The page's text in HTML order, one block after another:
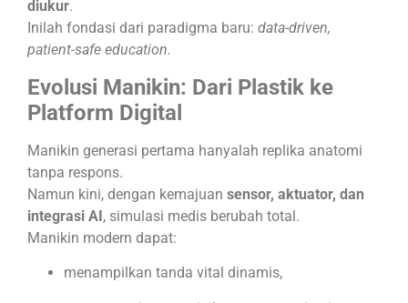
diukur.
Inilah fondasi dari paradigma baru: data-driven,
patient-safe education.
Evolusi Manikin: Dari Plastik ke
Platform Digital
Manikin generasi pertama hanyalah replika anatomi
tanpa respons.
Namun kini, dengan kemajuan sensor, aktuator, dan
integrasi AI, simulasi medis berubah total.
Manikin modern dapat:
menampilkan tanda vital dinamis,